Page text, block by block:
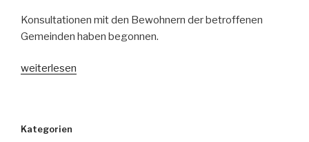
Konsultationen mit den Bewohnern der betroffenen
Gemeinden haben begonnen.
„Die
Wrocław
weiterlesen
Kategorien